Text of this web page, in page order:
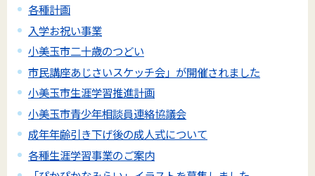
各種計画
入学お祝い事業
小美玉市二十歳のつどい
市民講座あじさいスケッチ会」が開催されました
小美玉市生涯学習推進計画
小美玉市青少年相談員連絡協議会
成年年齢引き下げ後の成人式について
各種生涯学習事業のご案内